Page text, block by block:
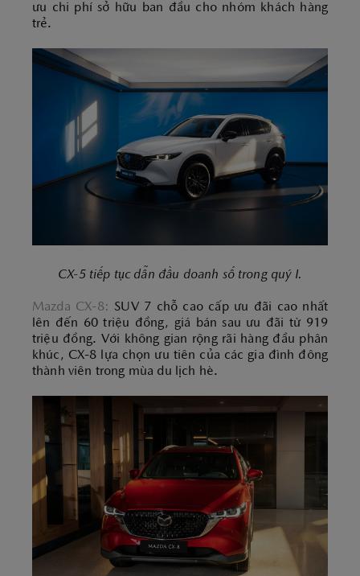
ưu chi phí sở hữu ban đầu cho nhóm khách hàng
trẻ.
CX-5 tiếp tục dẫn đầu doanh số trong quý I.
Mazda CX-8: SUV 7 chỗ cao cấp ưu đãi cao nhất
lên đến 60 triệu đồng, giá bán sau ưu đãi từ 919
triệu đồng. Với không gian rộng rãi hàng đầu phân
khúc, CX-8 lựa chọn ưu tiên của các gia đình đông
thành viên trong mùa du lịch hè.